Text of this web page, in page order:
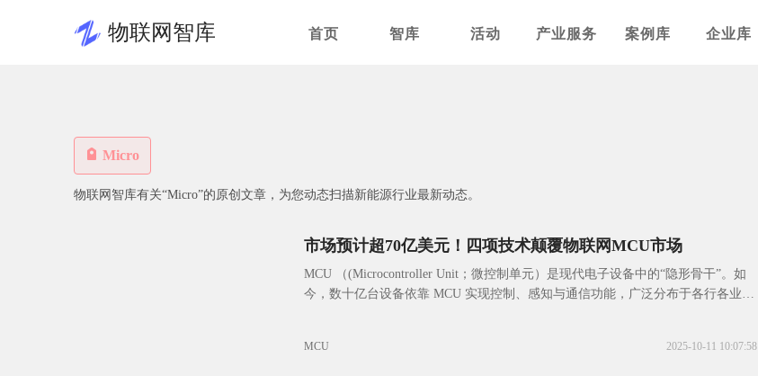
物联网智库 首页 智库 活动 产业服务 案例库 企业库
Micro
物联网智库有关“Micro”的原创文章，为您动态扫描新能源行业最新动态。
市场预计超70亿美元！四项技术颠覆物联网MCU市场
MCU （(Microcontroller Unit；微控制单元）是现代电子设备中的“隐形骨干”。如
今，数十亿台设备依靠 MCU 实现控制、感知与通信功能，广泛分布于各行各业。
MCU 2025-10-11 10:07:58